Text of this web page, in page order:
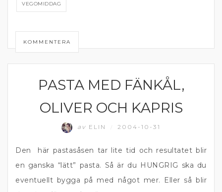
VEGOMIDDAG
KOMMENTERA
VEGETARISK MIDDAG
PASTA MED FÄNKÅL,
OLIVER OCH KAPRIS
av ELIN 2004-10-31
Den här pastasåsen tar lite tid och resultatet blir
en ganska “lätt” pasta. Så är du HUNGRIG ska du
eventuellt bygga på med något mer. Eller så blir